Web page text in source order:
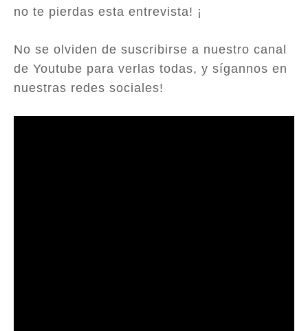
no te pierdas esta entrevista! ¡
No se olviden de suscribirse a nuestro canal
de Youtube para verlas todas, y sígannos en
nuestras redes sociales!